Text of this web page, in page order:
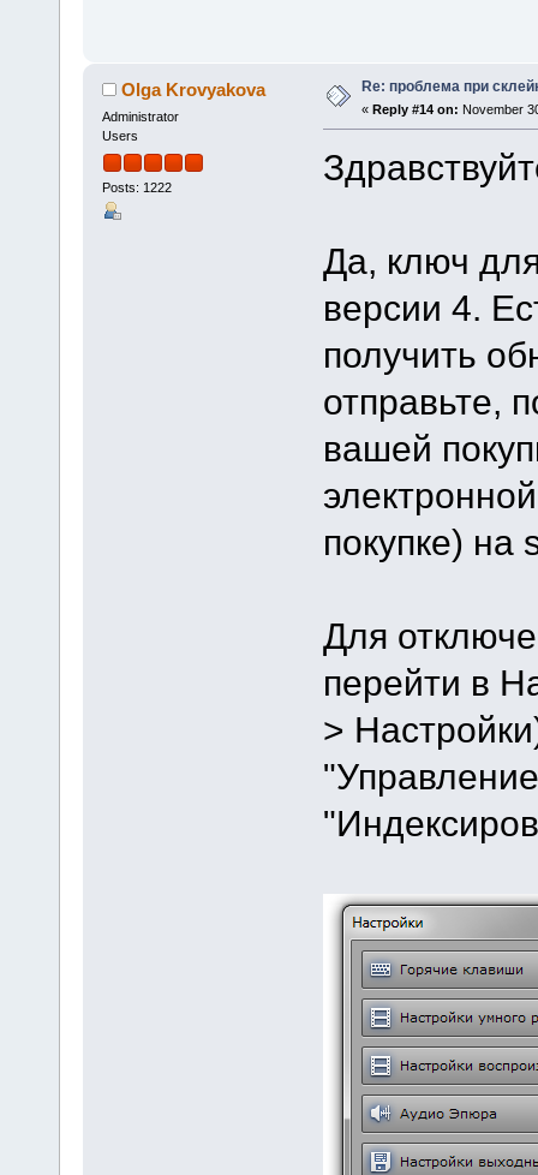
Olga Krovyakova
Administrator
Users
Posts: 1222
Re: проблема при
« Reply #14 on: November
Да, ключ
версии 4.
получить
отправьте,
вашей
покупке) на
Для
перейти в
>